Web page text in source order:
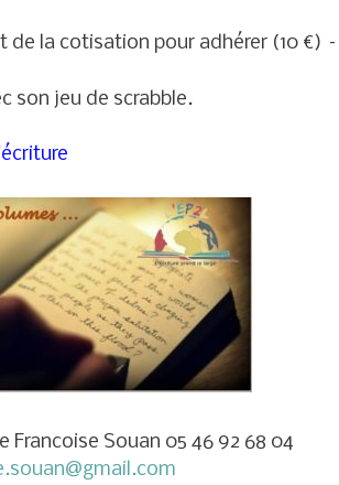
de la cotisation pour adhérer (10 €) –
son jeu de scrabble.
Francoise Souan 05 46 92 68 04